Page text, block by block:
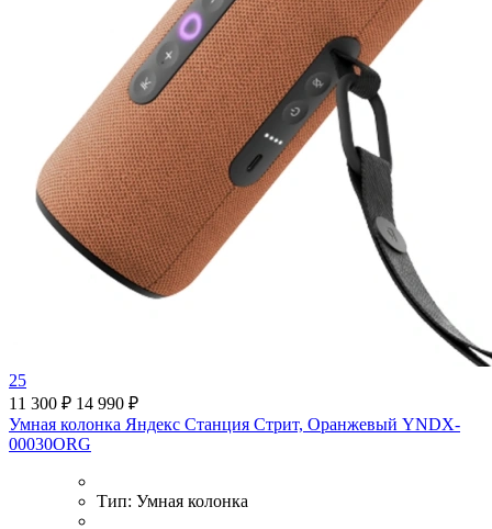
25
11 300 ₽ 14 990 ₽
Умная колонка Яндекс Станция Стрит, Оранжевый YNDX-
00030ORG
Тип: Умная колонка